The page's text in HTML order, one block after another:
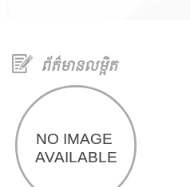
ព័ត៌មានលម្អិត